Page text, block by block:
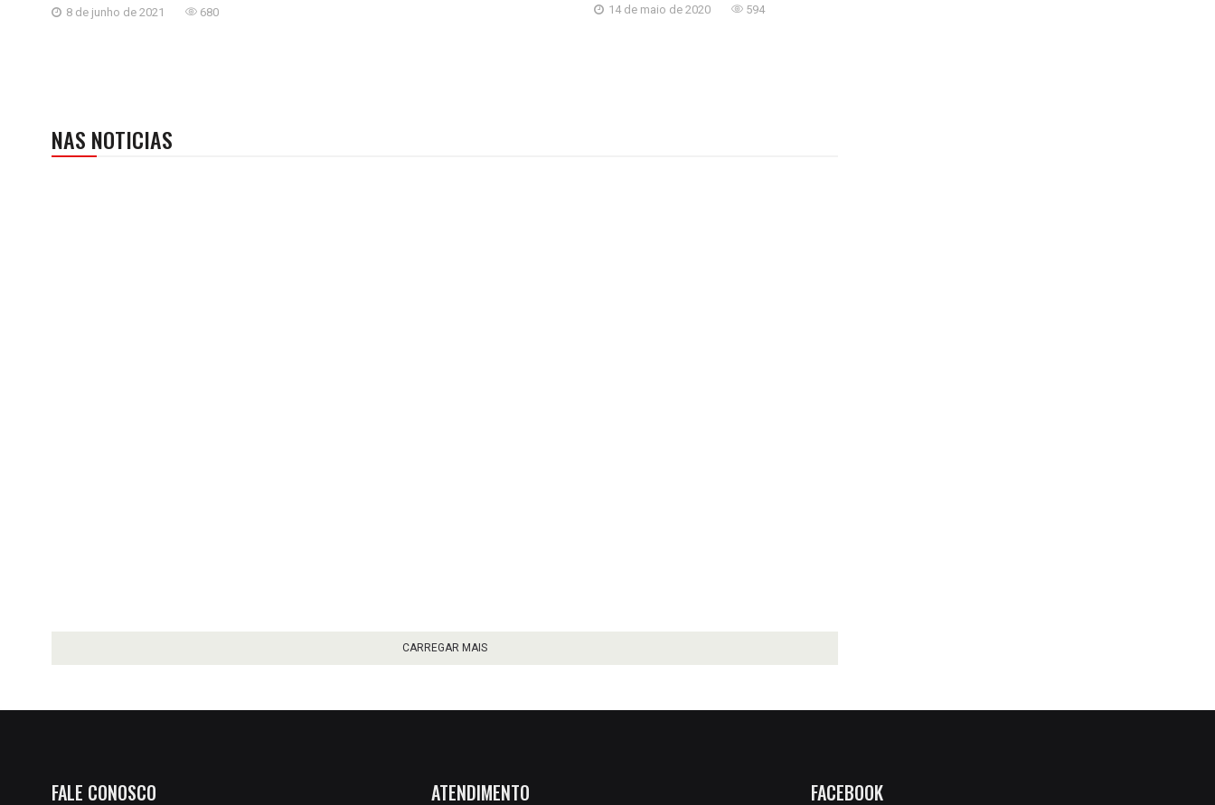
8 de junho de 2021 680 14 de maio de 2020 594
NAS NOTICIAS
CARREGAR MAIS
FALE CONOSCO ATENDIMENTO FACEBOOK